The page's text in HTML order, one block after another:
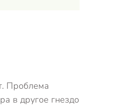
Проблема
в другое гнездо